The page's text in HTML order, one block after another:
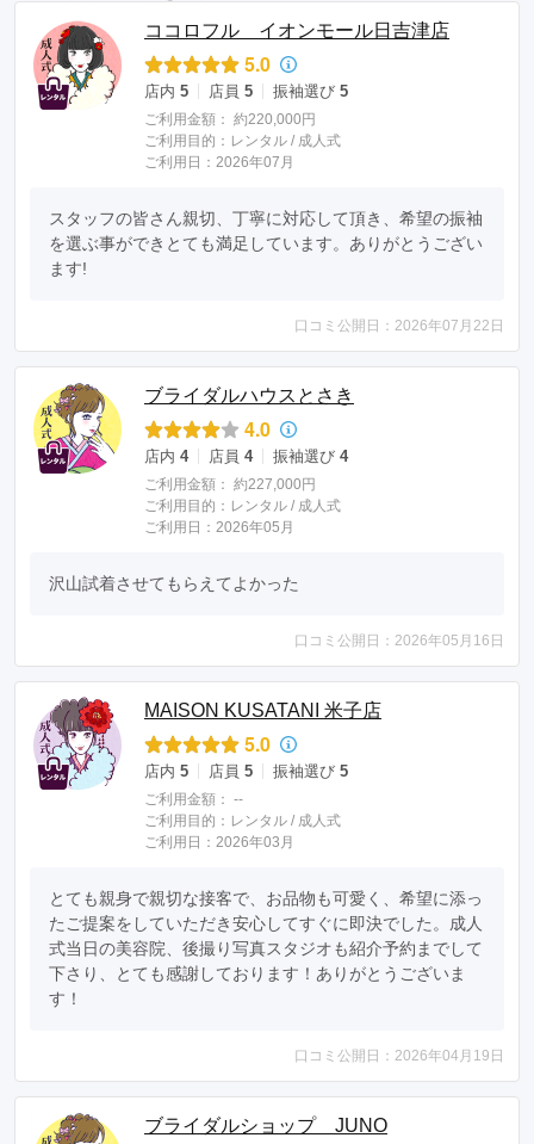
ココロフル イオンモール日吉津店
5.0
店内 5 店員 5 振袖選び 5
ご利用金額： 約220,000円
ご利用目的： レンタル / 成人式
ご利用日：2026年07月
スタッフの皆さん親切、丁寧に対応して頂き、希望の振袖
を選ぶ事ができとても満足しています。ありがとうござい
ます!
口コミ公開日：2026年07月22日
ブライダルハウスとさき
4.0
店内 4 店員 4 振袖選び 4
ご利用金額： 約227,000円
ご利用目的： レンタル / 成人式
ご利用日：2026年05月
沢山試着させてもらえてよかった
口コミ公開日：2026年05月16日
MAISON KUSATANI 米子店
5.0
店内 5 店員 5 振袖選び 5
ご利用金額： --
ご利用目的： レンタル / 成人式
ご利用日：2026年03月
とても親身で親切な接客で、お品物も可愛く、希望に添っ
たご提案をしていただき安心してすぐに即決でした。成人
式当日の美容院、後撮り写真スタジオも紹介予約までして
下さり、とても感謝しております！ありがとうございま
す！
口コミ公開日：2026年04月19日
ブライダルショップ JUNO